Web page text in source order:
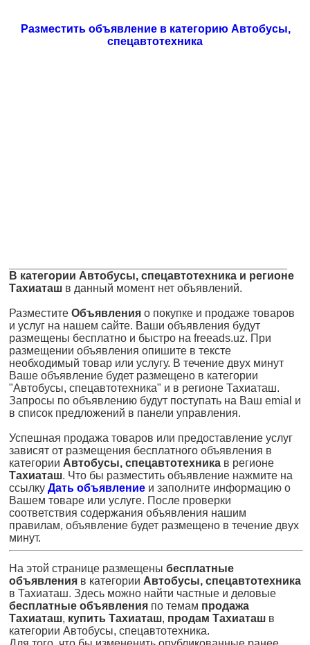
Разместить объявление в категорию Автобусы,
спецавтотехника
В категории Автобусы, спецавтотехника и регионе
Тахиаташ в данный момент нет объявлений.
Разместите Объявления о покупке и продаже товаров
и услуг на нашем сайте. Ваши объявления будут
размещены бесплатно и быстро на freeads.uz. При
размещении объявления опишите в тексте
необходимый товар или услугу. В течение двух минут
Ваше объявление будет размещено в категории
"Автобусы, спецавтотехника" и в регионе Тахиаташ.
Запросы по объявлению будут поступать на Ваш emial и
в список предложений в панели управления.
Успешная продажа товаров или предоставление услуг
зависят от размещения бесплатного объявления в
категории Автобусы, спецавтотехника в регионе
Тахиаташ. Что бы разместить объявление нажмите на
ссылку Дать объявление и заполните информацию о
Вашем товаре или услуге. После проверки
соответствия содержания объявления нашим
правилам, объявление будет размещено в течение двух
минут.
На этой странице размещены бесплатные
объявления в категории Автобусы, спецавтотехника
в Тахиаташ. Здесь можно найти частные и деловые
бесплатные объявления по темам продажа
Тахиаташ, купить Тахиаташ, продам Тахиаташ в
категории Автобусы, спецавтотехника.